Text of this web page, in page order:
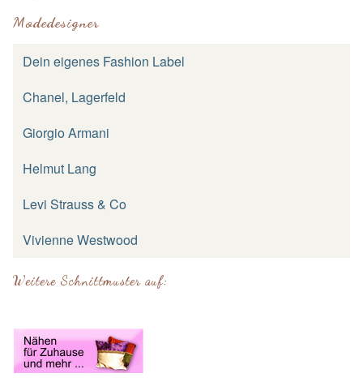
Modedesigner
Dein eigenes Fashion Label
Chanel, Lagerfeld
Giorgio Armani
Helmut Lang
Levi Strauss & Co
Vivienne Westwood
Weitere Schnittmuster auf: